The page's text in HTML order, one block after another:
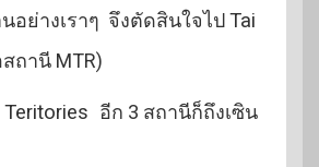
อย่างเราๆ จึงตัดสินใจไปTai
ถานี MTR)
อีก 3 สถานีก็ถึงเซิน